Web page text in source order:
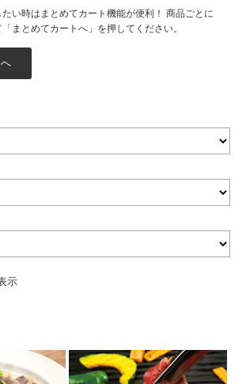
い時はまとめてカート機能が便利！ 商品ごとに
「まとめてカートへ」を押してください。
示